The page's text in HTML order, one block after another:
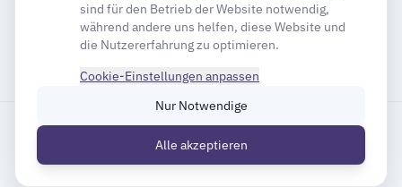
gooding
Inhaltsverzeichnis
© 2026 Deutsche Gesellschaft für Mauersegler e.V.
sind für den Betrieb der Website notwendig,
während andere uns helfen, diese Website und
die Nutzererfahrung zu optimieren.
Cookie-Einstellungen anpassen
Nur Notwendige
Alle akzeptieren